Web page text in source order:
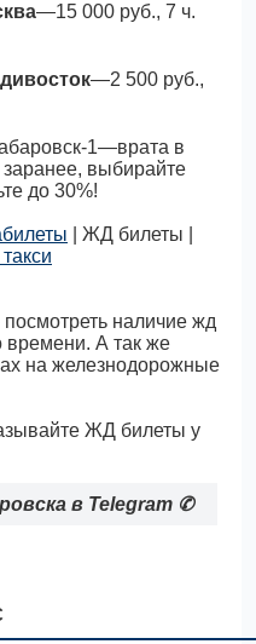
—15 000 руб., 7 ч.
—2 500 руб.,
1—врата в
выбирайте
до 30%!
| ЖД билеты |
наличие жд
времени. А так же
на железнодорожные
ЖД билеты у
в Telegram ✆